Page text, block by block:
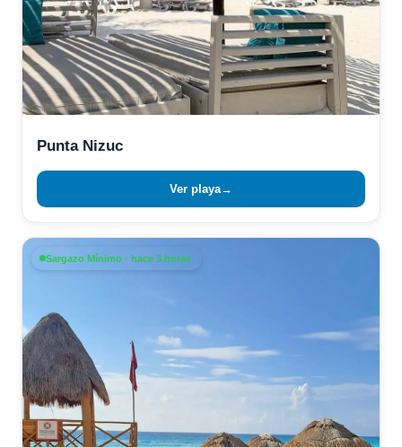
Punta Nizuc
Ver playa→
Sargazo Mínimo · hace 3 horas